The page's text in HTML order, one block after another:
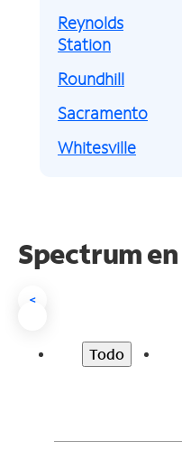
Reynolds
Station
Roundhill
Sacramento
Whitesville
Spectrum en
<
Todo